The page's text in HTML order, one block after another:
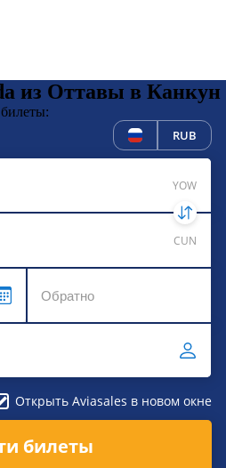
из Оттавы в Канкун
RUB
YOW
CUN
Открыть Aviasales в новом окне
билеты